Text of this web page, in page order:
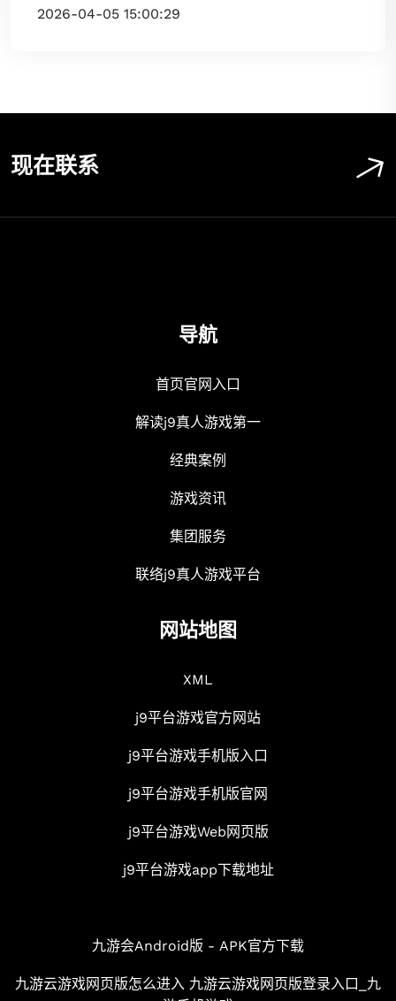
2026-04-05 15:00:29
现在联系
导航
首页官网入口
解读j9真人游戏第一
经典案例
游戏资讯
集团服务
联络j9真人游戏平台
网站地图
XML
j9平台游戏官方网站
j9平台游戏手机版入口
j9平台游戏手机版官网
j9平台游戏Web网页版
j9平台游戏app下载地址
九游会Android版 - APK官方下载
九游云游戏网页版怎么进入 九游云游戏网页版登录入口_九